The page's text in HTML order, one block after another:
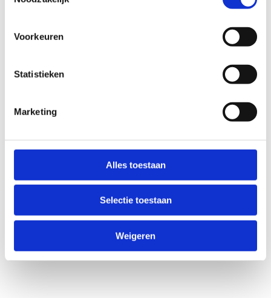
Voorkeuren
Statistieken
Marketing
Alles toestaan
Selectie toestaan
Weigeren